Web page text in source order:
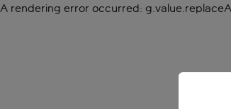
A rendering error occurred: